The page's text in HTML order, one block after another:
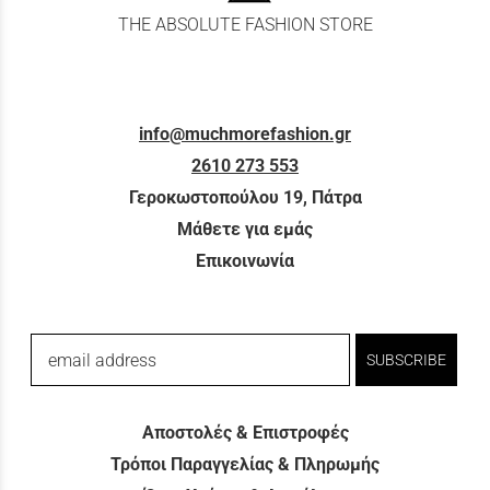
THE ABSOLUTE FASHION STORE
info@muchmorefashion.gr
2610 273 553
Γεροκωστοπούλου 19, Πάτρα
Μάθετε για εμάς
Επικοινωνία
email address SUBSCRIBE
Αποστολές & Επιστροφές
Τρόποι Παραγγελίας & Πληρωμής